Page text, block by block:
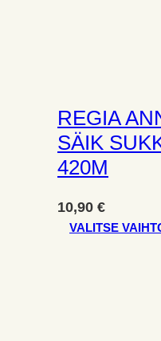
REGIA
SÄIK
420M
10,90 €
VALITSE